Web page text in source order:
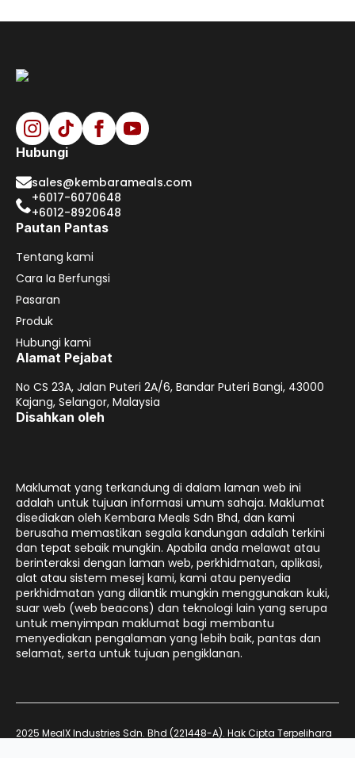
Hubungi
sales@kembarameals.com
+6017-6070648
+6012-8920648
Pautan Pantas
Tentang kami
Cara Ia Berfungsi
Pasaran
Produk
Hubungi kami
Alamat Pejabat
No CS 23A, Jalan Puteri 2A/6, Bandar Puteri Bangi, 43000
Kajang, Selangor, Malaysia
Disahkan oleh
Maklumat yang terkandung di dalam laman web ini
adalah untuk tujuan informasi umum sahaja. Maklumat
disediakan oleh Kembara Meals Sdn Bhd, dan kami
berusaha memastikan segala kandungan adalah terkini
dan tepat sebaik mungkin. Apabila anda melawat atau
berinteraksi dengan laman web, perkhidmatan, aplikasi,
alat atau sistem mesej kami, kami atau penyedia
perkhidmatan yang dilantik mungkin menggunakan kuki,
suar web (web beacons) dan teknologi lain yang serupa
untuk menyimpan maklumat bagi membantu
menyediakan pengalaman yang lebih baik, pantas dan